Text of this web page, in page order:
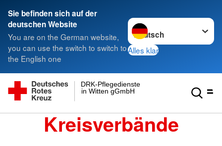
Sie befinden sich auf der
deutschen Website
You are on the German website,
you can use the switch to switch to
the English one
Sprache wechseln zu
Alles klar
in Witten gGmbH
DRK-Pflegedienste
Kreisverbände